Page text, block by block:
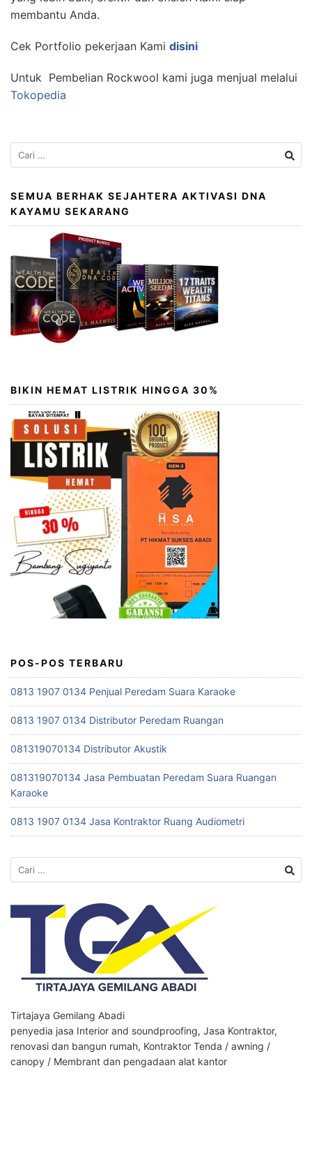
membantu Anda.
Cek Portfolio pekerjaan Kami disini
Untuk Pembelian Rockwool kami juga menjual melalui
Tokopedia
Cari
untuk:
SEMUA BERHAK SEJAHTERA AKTIVASI DNA
KAYAMU SEKARANG
BIKIN HEMAT LISTRIK HINGGA 30%
POS-POS TERBARU
0813 1907 0134 Penjual Peredam Suara Karaoke
0813 1907 0134 Distributor Peredam Ruangan
081319070134 Distributor Akustik
081319070134 Jasa Pembuatan Peredam Suara Ruangan
Karaoke
0813 1907 0134 Jasa Kontraktor Ruang Audiometri
Cari
untuk:
Tirtajaya Gemilang Abadi
penyedia jasa Interior and soundproofing, Jasa Kontraktor,
renovasi dan bangun rumah, Kontraktor Tenda / awning /
canopy / Membrant dan pengadaan alat kantor